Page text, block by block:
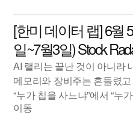
[한미 데이터 랩] 6월
일~7월3일) Stock
AI 랠리는 끝난 것이 아니라
메모리와 장비주는 흔들렸
“누가 칩을 사느냐”에서 “누
이동